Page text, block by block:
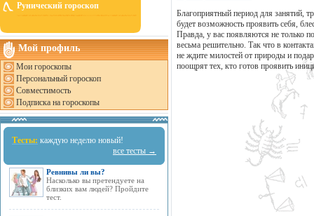
Рунический гороскоп
Мой профиль
Мои гороскопы
Персональный гороскоп
Совместимость
Подписка на гороскопы
Тесты: каждую неделю новый!
все тесты →
Ревнивы ли вы?
Насколько вы претендуете на
близких вам людей? Пройдите
тест.
Благоприятный период для занятий,
будет возможность проявить себя,
Правда, у вас появляются не только
весьма решительно. Так что в
не ждите милостей от природы и
поощрят тех, кто готов проявить